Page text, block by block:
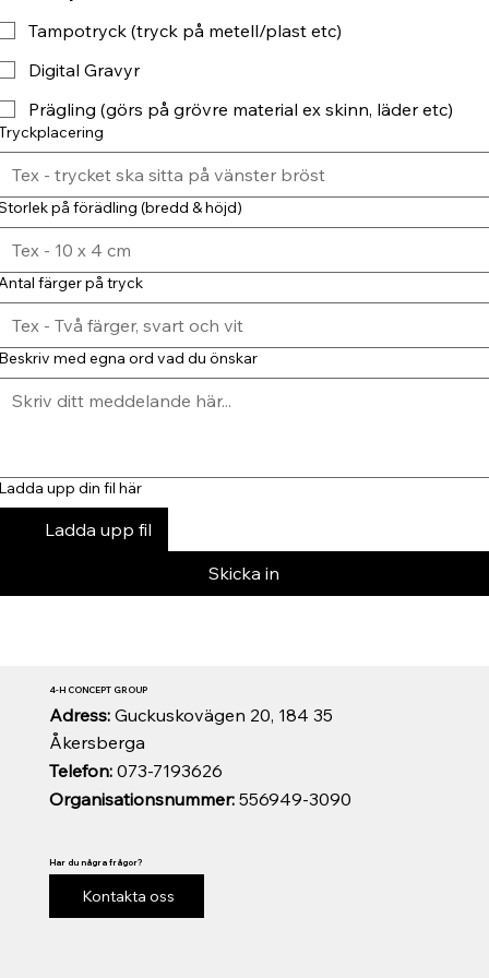
Tampotryck (tryck på metell/plast etc)
Digital Gravyr
Prägling (görs på grövre material ex skinn, läder etc)
på förädling (bredd & höjd)
färger på tryck
med egna ord vad du önskar
upp din fil här
Ladda upp fil
Skicka in
Organisationsnummer:556949-3090
Telefon:073-7193626
Adress: Guckuskovägen 20, 184 35
Åkersberga
4-H CONCEPT GROUP
Har du några frågor?
Kontakta oss